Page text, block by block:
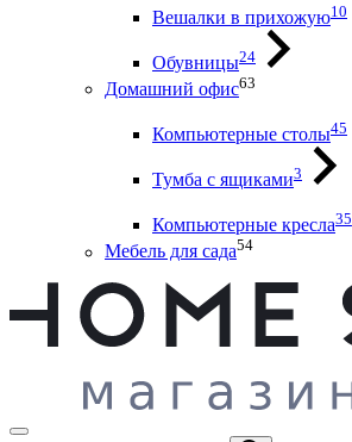
Вешалки в прихожую10
Обувницы24
Домашний офис63
Компьютерные столы45
Тумба с ящиками3
Компьютерные кресла35
Мебель для сада54